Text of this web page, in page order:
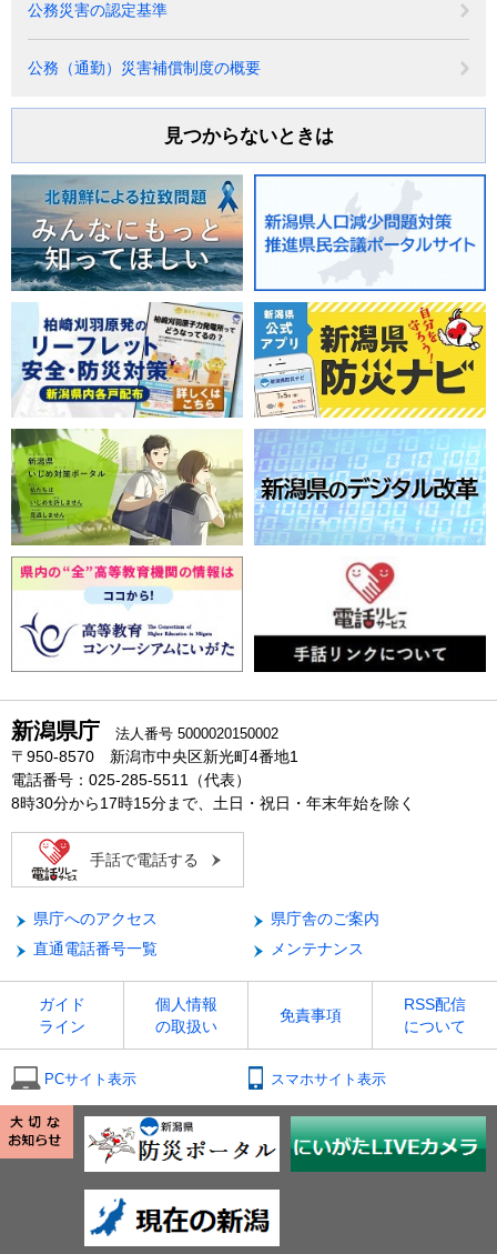
公務災害の認定基準
公務（通勤）災害補償制度の概要
見つからないときは
新潟県庁 法人番号 5000020150002
〒950-8570 新潟市中央区新光町4番地1
電話番号：025-285-5511（代表）
8時30分から17時15分まで、土日・祝日・年末年始を除く
手話で電話する
県庁へのアクセス
県庁舎のご案内
直通電話番号一覧
メンテナンス
ガイド
ライン
個人情報
の取扱い
免責事項
RSS配信
について
PCサイト表示 スマホサイト表示